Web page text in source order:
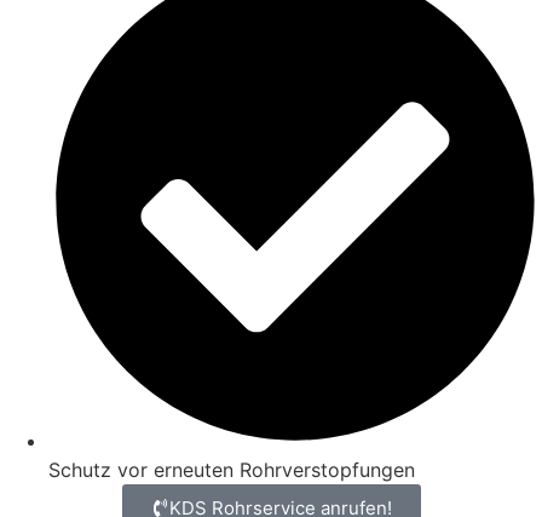
Schutz vor erneuten Rohrverstopfungen
KDS Rohrservice anrufen!